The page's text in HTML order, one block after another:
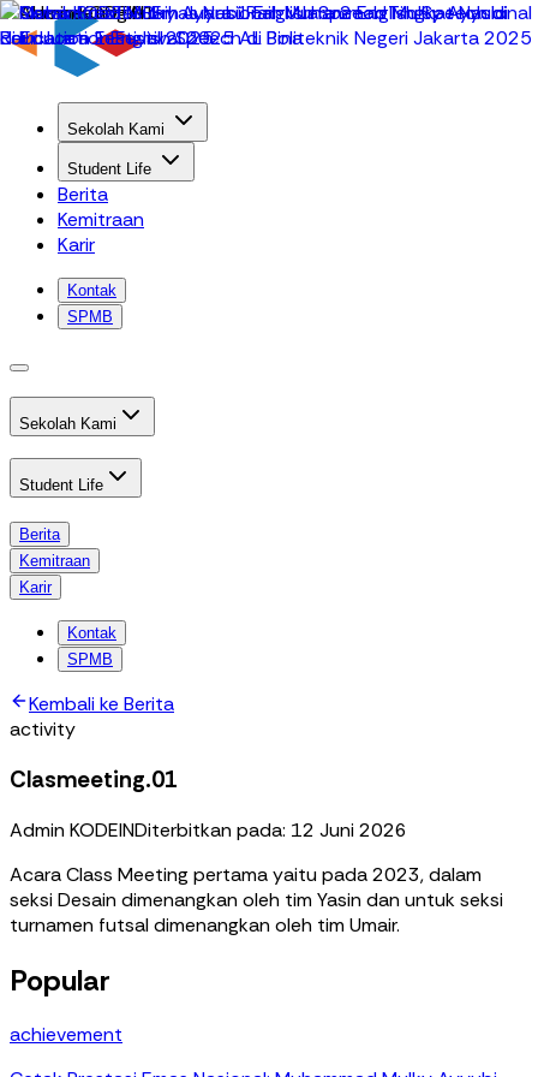
Sekolah Kami
Student Life
Berita
Kemitraan
Karir
Kontak
SPMB
Sekolah Kami
Student Life
Berita
Kemitraan
Karir
Kontak
SPMB
Kembali ke Berita
activity
Clasmeeting.01
Admin KODEINDiterbitkan pada: 12 Juni 2026
Acara Class Meeting pertama yaitu pada 2023, dalam
seksi Desain dimenangkan oleh tim Yasin dan untuk seksi
turnamen futsal dimenangkan oleh tim Umair.
Popular
achievement